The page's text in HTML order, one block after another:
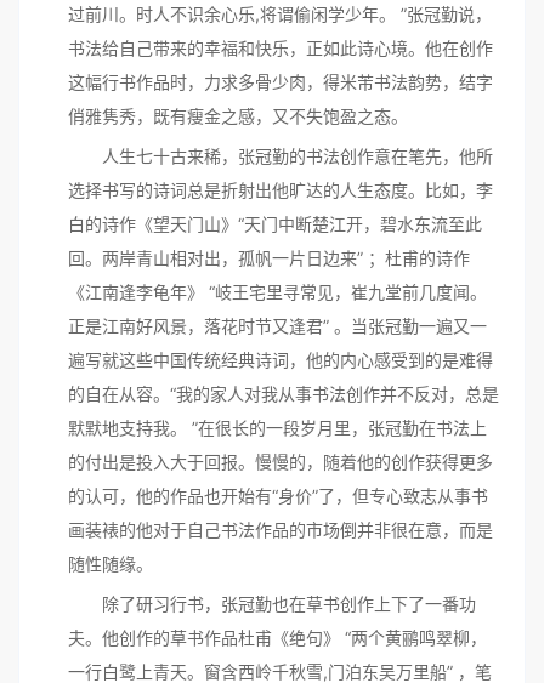
过前川。时人不识余心乐,将谓偷闲学少年。 ”张冠勤说，
书法给自己带来的幸福和快乐，正如此诗心境。他在创作
这幅行书作品时，力求多骨少肉，得米芾书法韵势，结字
俏雅隽秀，既有瘦金之感，又不失饱盈之态。
人生七十古来稀，张冠勤的书法创作意在笔先，他所
选择书写的诗词总是折射出他旷达的人生态度。比如，李
白的诗作《望天门山》“天门中断楚江开，碧水东流至此
回。两岸青山相对出，孤帆一片日边来” ；杜甫的诗作
《江南逢李龟年》 “岐王宅里寻常见，崔九堂前几度闻。
正是江南好风景，落花时节又逢君” 。当张冠勤一遍又一
遍写就这些中国传统经典诗词，他的内心感受到的是难得
的自在从容。“我的家人对我从事书法创作并不反对，总是
默默地支持我。 ”在很长的一段岁月里，张冠勤在书法上
的付出是投入大于回报。慢慢的，随着他的创作获得更多
的认可，他的作品也开始有“身价”了，但专心致志从事书
画装裱的他对于自己书法作品的市场倒并非很在意，而是
随性随缘。
除了研习行书，张冠勤也在草书创作上下了一番功
夫。他创作的草书作品杜甫《绝句》 “两个黄鹂鸣翠柳，
一行白鹭上青天。窗含西岭千秋雪,门泊东吴万里船” ，笔